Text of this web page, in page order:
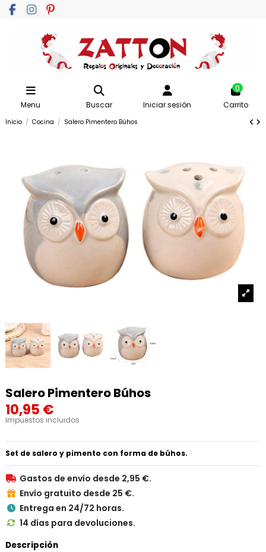
Menu Buscar Iniciar sesión
0
Carrito
Inicio Cocina Salero Pimentero Búhos
Salero Pimentero Búhos
10,95 €
Impuestos incluidos
Set de salero y pimento con forma de búhos.
 Gastos de envío desde 2,95 €.
 Envío gratuito desde 25 €.
 Entrega en 24/72 horas.
 14 días para devoluciones.
Descripción